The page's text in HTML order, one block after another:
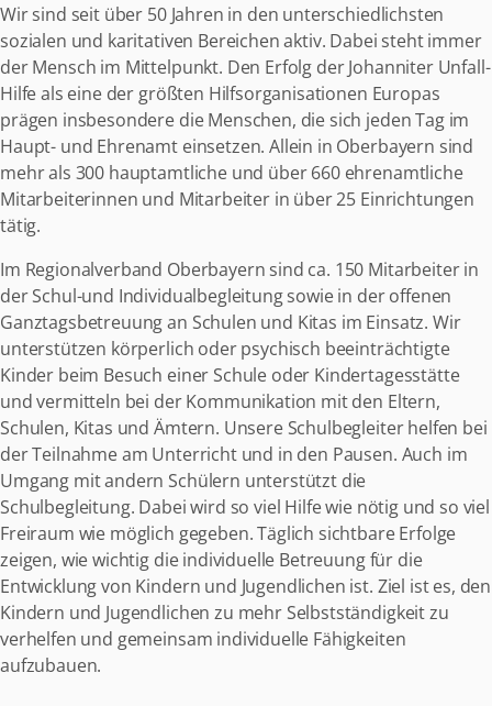
Wir sind seit über 50 Jahren in den unterschiedlichsten
sozialen und karitativen Bereichen aktiv. Dabei steht immer
der Mensch im Mittelpunkt. Den Erfolg der Johanniter Unfall-
Hilfe als eine der größten Hilfsorganisationen Europas
prägen insbesondere die Menschen, die sich jeden Tag im
Haupt- und Ehrenamt einsetzen. Allein in Oberbayern sind
mehr als 300 hauptamtliche und über 660 ehrenamtliche
Mitarbeiterinnen und Mitarbeiter in über 25 Einrichtungen
tätig.
Im Regionalverband Oberbayern sind ca. 150 Mitarbeiter in
der Schul-und Individualbegleitung sowie in der offenen
Ganztagsbetreuung an Schulen und Kitas im Einsatz. Wir
unterstützen körperlich oder psychisch beeinträchtigte
Kinder beim Besuch einer Schule oder Kindertagesstätte
und vermitteln bei der Kommunikation mit den Eltern,
Schulen, Kitas und Ämtern. Unsere Schulbegleiter helfen bei
der Teilnahme am Unterricht und in den Pausen. Auch im
Umgang mit andern Schülern unterstützt die
Schulbegleitung. Dabei wird so viel Hilfe wie nötig und so viel
Freiraum wie möglich gegeben. Täglich sichtbare Erfolge
zeigen, wie wichtig die individuelle Betreuung für die
Entwicklung von Kindern und Jugendlichen ist. Ziel ist es, den
Kindern und Jugendlichen zu mehr Selbstständigkeit zu
verhelfen und gemeinsam individuelle Fähigkeiten
aufzubauen.